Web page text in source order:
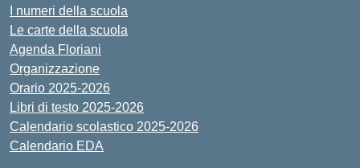
I numeri della scuola
Le carte della scuola
Agenda Floriani
Organizzazione
Orario 2025-2026
Libri di testo 2025-2026
Calendario scolastico 2025-2026
Calendario EDA